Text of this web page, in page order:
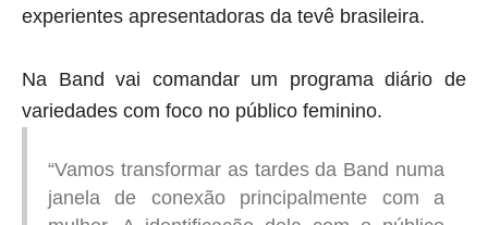
experientes apresentadoras da tevê brasileira.
Na Band vai comandar um programa diário de
variedades com foco no público feminino.
“Vamos transformar as tardes da Band numa
janela de conexão principalmente com a